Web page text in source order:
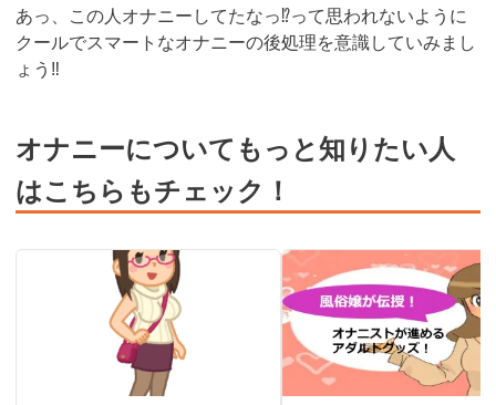
あっ、この人オナニーしてたなっ⁉︎って思われないように
クールでスマートなオナニーの後処理を意識していみまし
ょう‼︎
オナニーについてもっと知りたい人
はこちらもチェック！